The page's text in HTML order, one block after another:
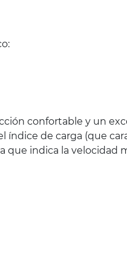
confortable y un
índice de carga (que
que indica la velocidad